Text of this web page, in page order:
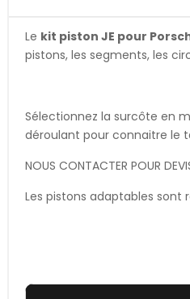
Le kit piston JE pour
pistons, les segments, les
Sélectionnez la surcôte en
déroulant pour connaitre le
NOUS CONTACTER POUR
Les pistons adaptables sont